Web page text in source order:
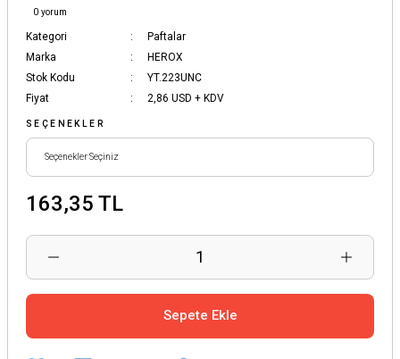
0 yorum
Kategori
Paftalar
Marka
HEROX
Stok Kodu
YT.223UNC
Fiyat
2,86 USD + KDV
SEÇENEKLER
163,35 TL
Sepete Ekle